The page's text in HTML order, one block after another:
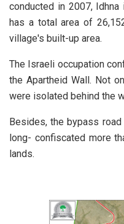
conducted in 2007,
has a total area of
village's built-up area.
The Israeli occupation
the Apartheid Wall. Not
were isolated behind the
Besides, the bypass
long- confiscated more
lands.